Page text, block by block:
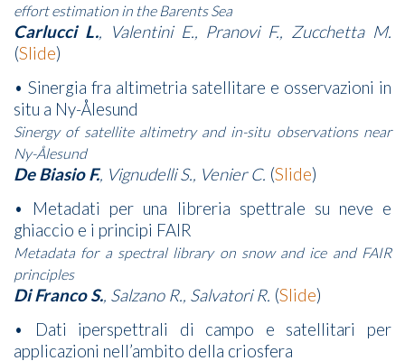
effort estimation in the Barents Sea
Carlucci L., Valentini E., Pranovi F., Zucchetta M.
(Slide)
• Sinergia fra altimetria satellitare e osservazioni in
situ a Ny-Ålesund
Sinergy of satellite altimetry and in-situ observations near
Ny-Ålesund
De Biasio F., Vignudelli S., Venier C. (Slide)
• Metadati per una libreria spettrale su neve e
ghiaccio e i principi FAIR
Metadata for a spectral library on snow and ice and FAIR
principles
Di Franco S., Salzano R., Salvatori R. (Slide)
• Dati iperspettrali di campo e satellitari per
applicazioni nell’ambito della criosfera